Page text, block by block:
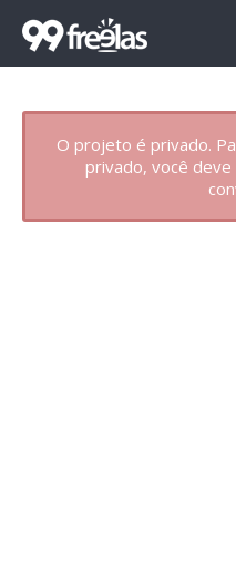
O projeto é privado.
privado, você